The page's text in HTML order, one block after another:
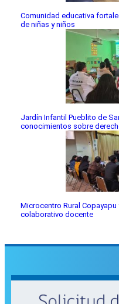
Comunidad educativa
de niñas y niños
Jardín Infantil Pueblito de
conocimientos sobre
Microcentro Rural
colaborativo docente